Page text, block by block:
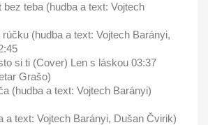
teba (hudba a text: Vojtech
(hudba a text: Vojtech Barányi,
si ti (Cover) Len s láskou 03:37
Grašo)
(hudba a text: Vojtech Barányi)
a text: Vojtech Barányi, Dušan Čvirik)